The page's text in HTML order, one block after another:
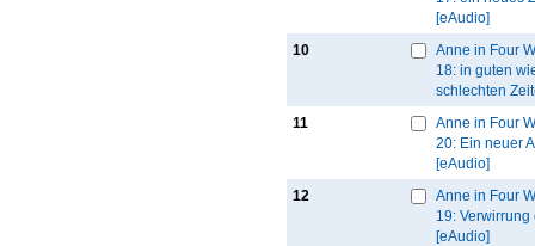
[eAudio]
10
Anne in Four
18: in guten
schlechten
11
Anne in Four
20: Ein neuer
[eAudio]
12
Anne in Four
19: Verwirrung
[eAudio]